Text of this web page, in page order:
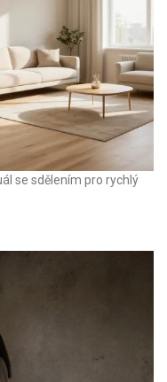
se sdělením pro rychlý